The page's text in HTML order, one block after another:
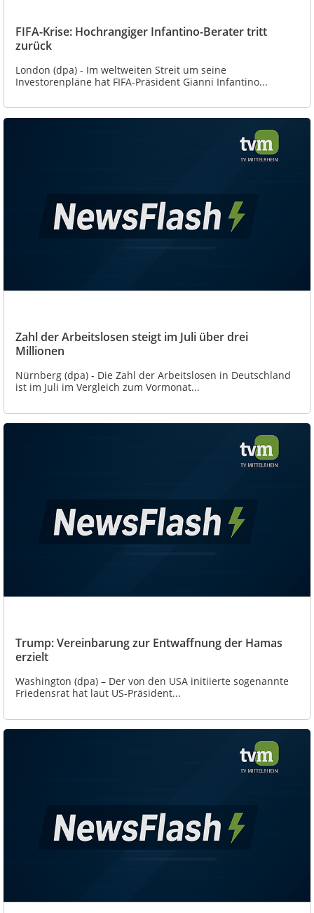
FIFA-Krise: Hochrangiger Infantino-Berater tritt
zurück
London (dpa) - Im weltweiten Streit um seine
Investorenpläne hat FIFA-Präsident Gianni Infantino...
Zahl der Arbeitslosen steigt im Juli über drei
Millionen
Nürnberg (dpa) - Die Zahl der Arbeitslosen in Deutschland
ist im Juli im Vergleich zum Vormonat...
Trump: Vereinbarung zur Entwaffnung der Hamas
erzielt
Washington (dpa) – Der von den USA initiierte sogenannte
Friedensrat hat laut US-Präsident...